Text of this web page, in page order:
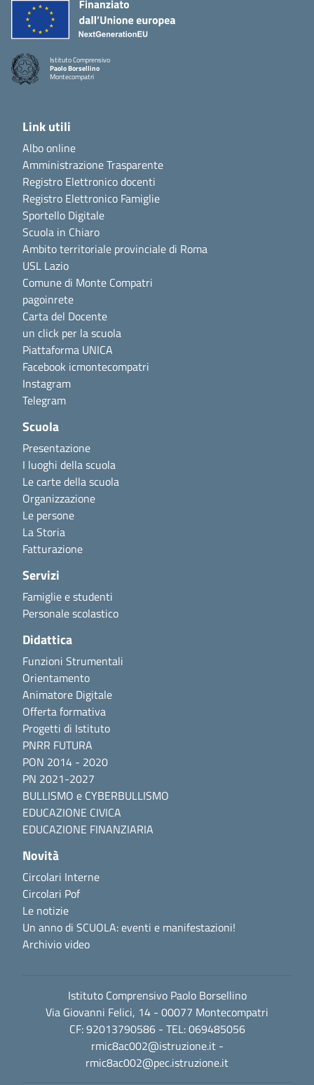
Istituto Comprensivo
Paolo Borsellino
Montecompatri
Link utili
Albo online
Amministrazione Trasparente
Registro Elettronico docenti
Registro Elettronico Famiglie
Sportello Digitale
Scuola in Chiaro
Ambito territoriale provinciale di Roma
USL Lazio
Comune di Monte Compatri
pagoinrete
Carta del Docente
un click per la scuola
Piattaforma UNICA
Facebook icmontecompatri
Instagram
Telegram
Scuola
Presentazione
I luoghi della scuola
Le carte della scuola
Organizzazione
Le persone
La Storia
Fatturazione
Servizi
Famiglie e studenti
Personale scolastico
Didattica
Funzioni Strumentali
Orientamento
Animatore Digitale
Offerta formativa
Progetti di Istituto
PNRR FUTURA
PON 2014 - 2020
PN 2021-2027
BULLISMO e CYBERBULLISMO
EDUCAZIONE CIVICA
EDUCAZIONE FINANZIARIA
Novità
Circolari Interne
Circolari Pof
Le notizie
Un anno di SCUOLA: eventi e manifestazioni!
Archivio video
Istituto Comprensivo Paolo Borsellino
Via Giovanni Felici, 14 - 00077 Montecompatri
CF: 92013790586 - TEL: 069485056
rmic8ac002@istruzione.it-
rmic8ac002@pec.istruzione.it